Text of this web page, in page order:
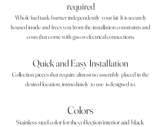
required
Whole fuel tank burner independently your kit It is securely
housed inside and frees you from the installation constraints and
costs that come with gas or electrical connections.
Quick and Easy Installation
Collection pieces that require almost no assembly placed in the
desired location, immediately to use is designed to.
Colors
Stainless steel color for the collection interior and black